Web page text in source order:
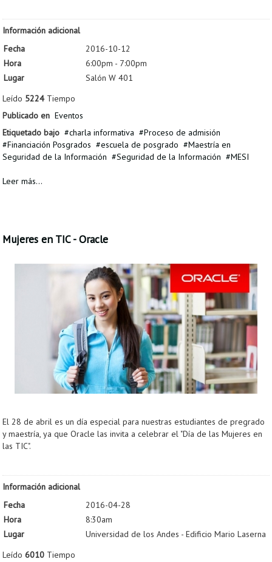
Información adicional
Fecha
2016-10-12
Hora
6:00pm - 7:00pm
Lugar
Salón W 401
Leído 5224Tiempo
Publicado en Eventos
Etiquetado bajo
charla informativa
Proceso de admisión
Financiación Posgrados
escuela de posgrado
Maestría en
Seguridad de la Información
Seguridad de la Información MESI
Leer más...
Mujeres en TIC - Oracle
El 28 de abril es un día especial para nuestras estudiantes de pregrado
y maestría, ya que Oracle las invita a celebrar el "Día de las Mujeres en
las TIC".
Información adicional
Fecha
2016-04-28
Hora
8:30am
Lugar
Universidad de los Andes - Edificio Mario Laserna
Leído 6010 Tiempo
Reingreso
Retiro voluntario
Transferencia
Tarifas
Grado